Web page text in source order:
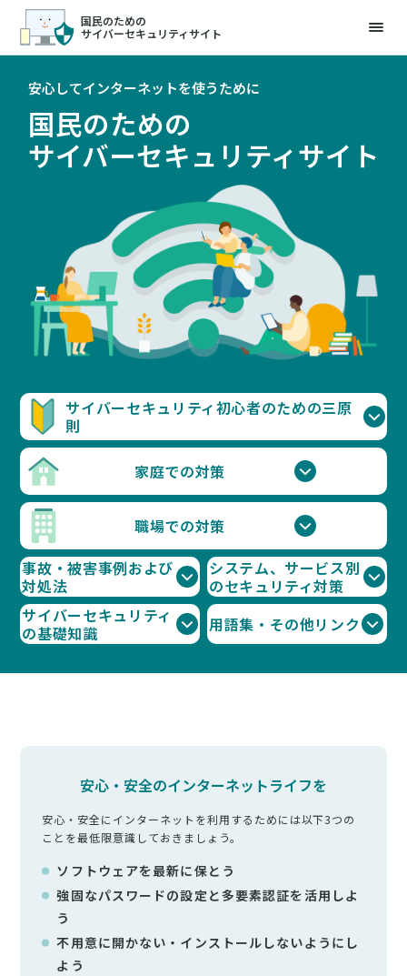
国民のための
サイバーセキュリティサイト
安心してインターネットを使うために
国民のための
サイバーセキュリティサイト
サイバーセキュリティ初心者のための三原
則
家庭での対策
職場での対策
事故・被害事例および
対処法
システム、サービス別
のセキュリティ対策
サイバーセキュリティ
の基礎知識
用語集・その他リンク
安心・安全のインターネットライフを
安心・安全にインターネットを利用するためには以下3つの
ことを最低限意識しておきましょう。
ソフトウェアを最新に保とう
強固なパスワードの設定と多要素認証を活用しよ
う
不用意に開かない・インストールしないようにし
よう